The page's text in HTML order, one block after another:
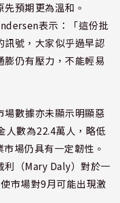
預期更為溫和。
表示：「這份批
號，大家似乎過早認
仍有壓力，不能輕易
場數據亦未顯示明顯惡
人數為22.4萬人，略低
場仍具有一定韌性。
利（Mary Daly）對於一
市場對9月可能出現激